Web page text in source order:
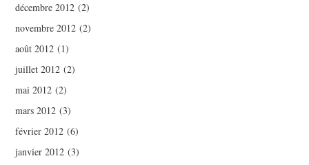
décembre 2012 (2)
novembre 2012 (2)
août 2012 (1)
juillet 2012 (2)
mai 2012 (2)
mars 2012 (3)
février 2012 (6)
janvier 2012 (3)